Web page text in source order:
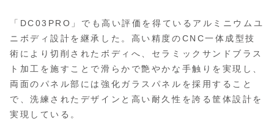
「DC03PRO」でも高い評価を得ているアルミニウムユ
ニボディ設計を継承した。高い精度のCNC一体成型技
術により切削されたボディへ、セラミックサンドブラス
ト加工を施すことで滑らかで艶やかな手触りを実現し、
両面のパネル部には強化ガラスパネルを採用すること
で、洗練されたデザインと高い耐久性を誇る筐体設計を
実現している。